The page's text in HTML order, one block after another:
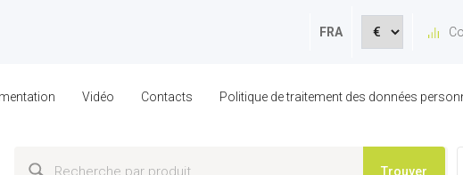
FRA
Vidéo Contacts Politique de traitement des données
Trouver